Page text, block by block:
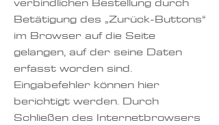
Betätigung des „Zurück-Buttons“
im Browser auf die Seite
gelangen, auf der seine Daten
erfasst worden sind.
Eingabefehler können hier
berichtigt werden. Durch
Schließen des Internetbrowsers